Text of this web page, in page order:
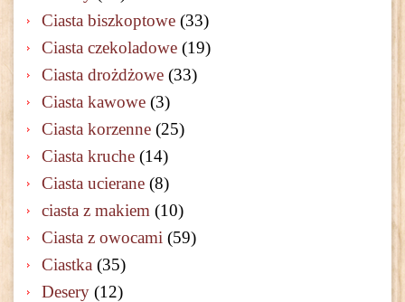
Ciasta biszkoptowe (33)
Ciasta czekoladowe (19)
Ciasta drożdżowe (33)
Ciasta kawowe (3)
Ciasta korzenne (25)
Ciasta kruche (14)
Ciasta ucierane (8)
ciasta z makiem (10)
Ciasta z owocami (59)
Ciastka (35)
Desery (12)